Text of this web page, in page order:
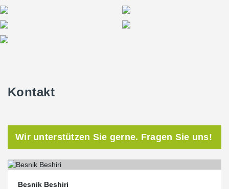
Kontakt
Wir unterstützen Sie gerne. Fragen Sie uns!
Besnik Beshiri